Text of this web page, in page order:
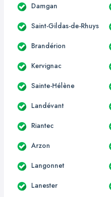
Damgan
Saint-Gildas-de-Rhuys
Brandérion
Kervignac
Sainte-Hélène
Landévant
Riantec
Arzon
Langonnet
Lanester